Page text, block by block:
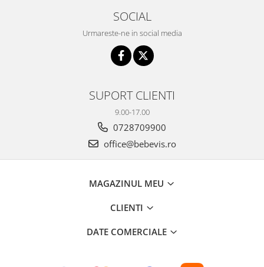
SOCIAL
Urmareste-ne in social media
SUPORT CLIENTI
9.00-17.00
0728709900
office@bebevis.ro
MAGAZINUL MEU
CLIENTI
DATE COMERCIALE